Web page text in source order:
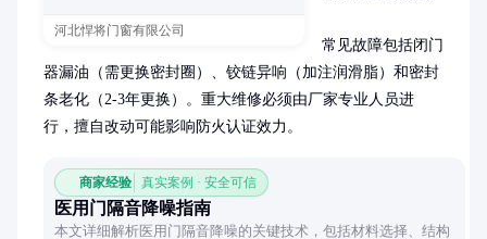
河北悍将门窗有限公司
常见故障包括闭门
器漏油（需更换密封圈）、铰链异响（加注润滑脂）和密封
条老化（2-3年更换）。重大维修必须由厂家专业人员进
行，擅自改动可能影响防火认证效力。
商家经验 真实案例 · 安全可信
医用门隔音降噪指南
本文详细解析医用门隔音降噪的关键技术，包括材料选择、结构